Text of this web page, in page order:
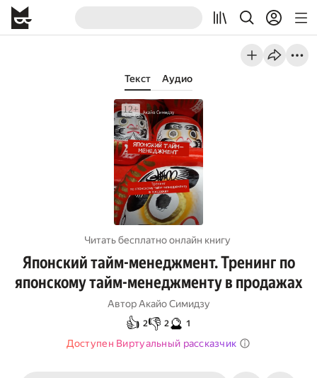
Текст Аудио
Читать бесплатно онлайн книгу
Японский тайм-менеджмент. Тренинг по
японскому тайм-менеджменту в продажах
Автор Акайо Симидзу
👍 2👎 2 🔮 1
Доступен Виртуальный рассказчик